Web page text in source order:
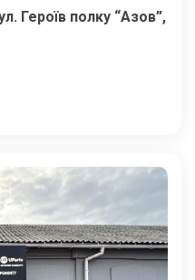
Героїв полку “Азов”,